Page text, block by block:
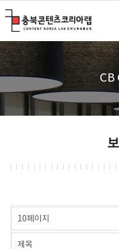
CB